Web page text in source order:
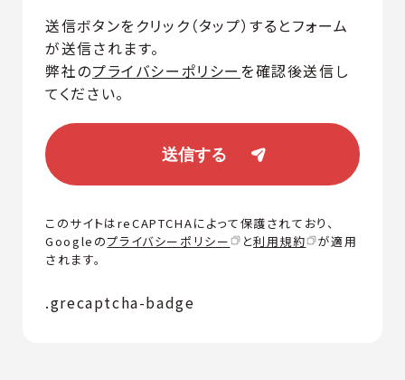
送信ボタンをクリック（タップ）するとフォーム
が送信されます。
弊社のプライバシーポリシー を確認後送信し
てください。
このサイトはreCAPTCHAによって保護されており、
Googleのプライバシーポリシー と利用規約
が適用
されます。
.grecaptcha-badge